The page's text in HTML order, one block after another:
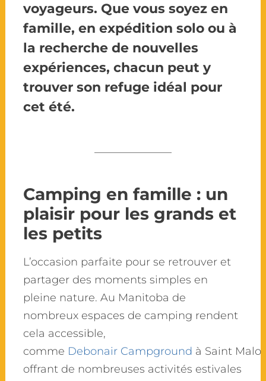
voyageurs. Que vous soyez en
famille, en expédition solo ou à
la recherche de nouvelles
expériences, chacun peut y
trouver son refuge idéal pour
cet été.
Camping en famille : un
plaisir pour les grands et
les petits
L’occasion parfaite pour se retrouver et
partager des moments simples en
pleine nature. Au Manitoba de
nombreux espaces de camping rendent
cela accessible,
comme Debonair Campground à Saint Malo
offrant de nombreuses activités estivales